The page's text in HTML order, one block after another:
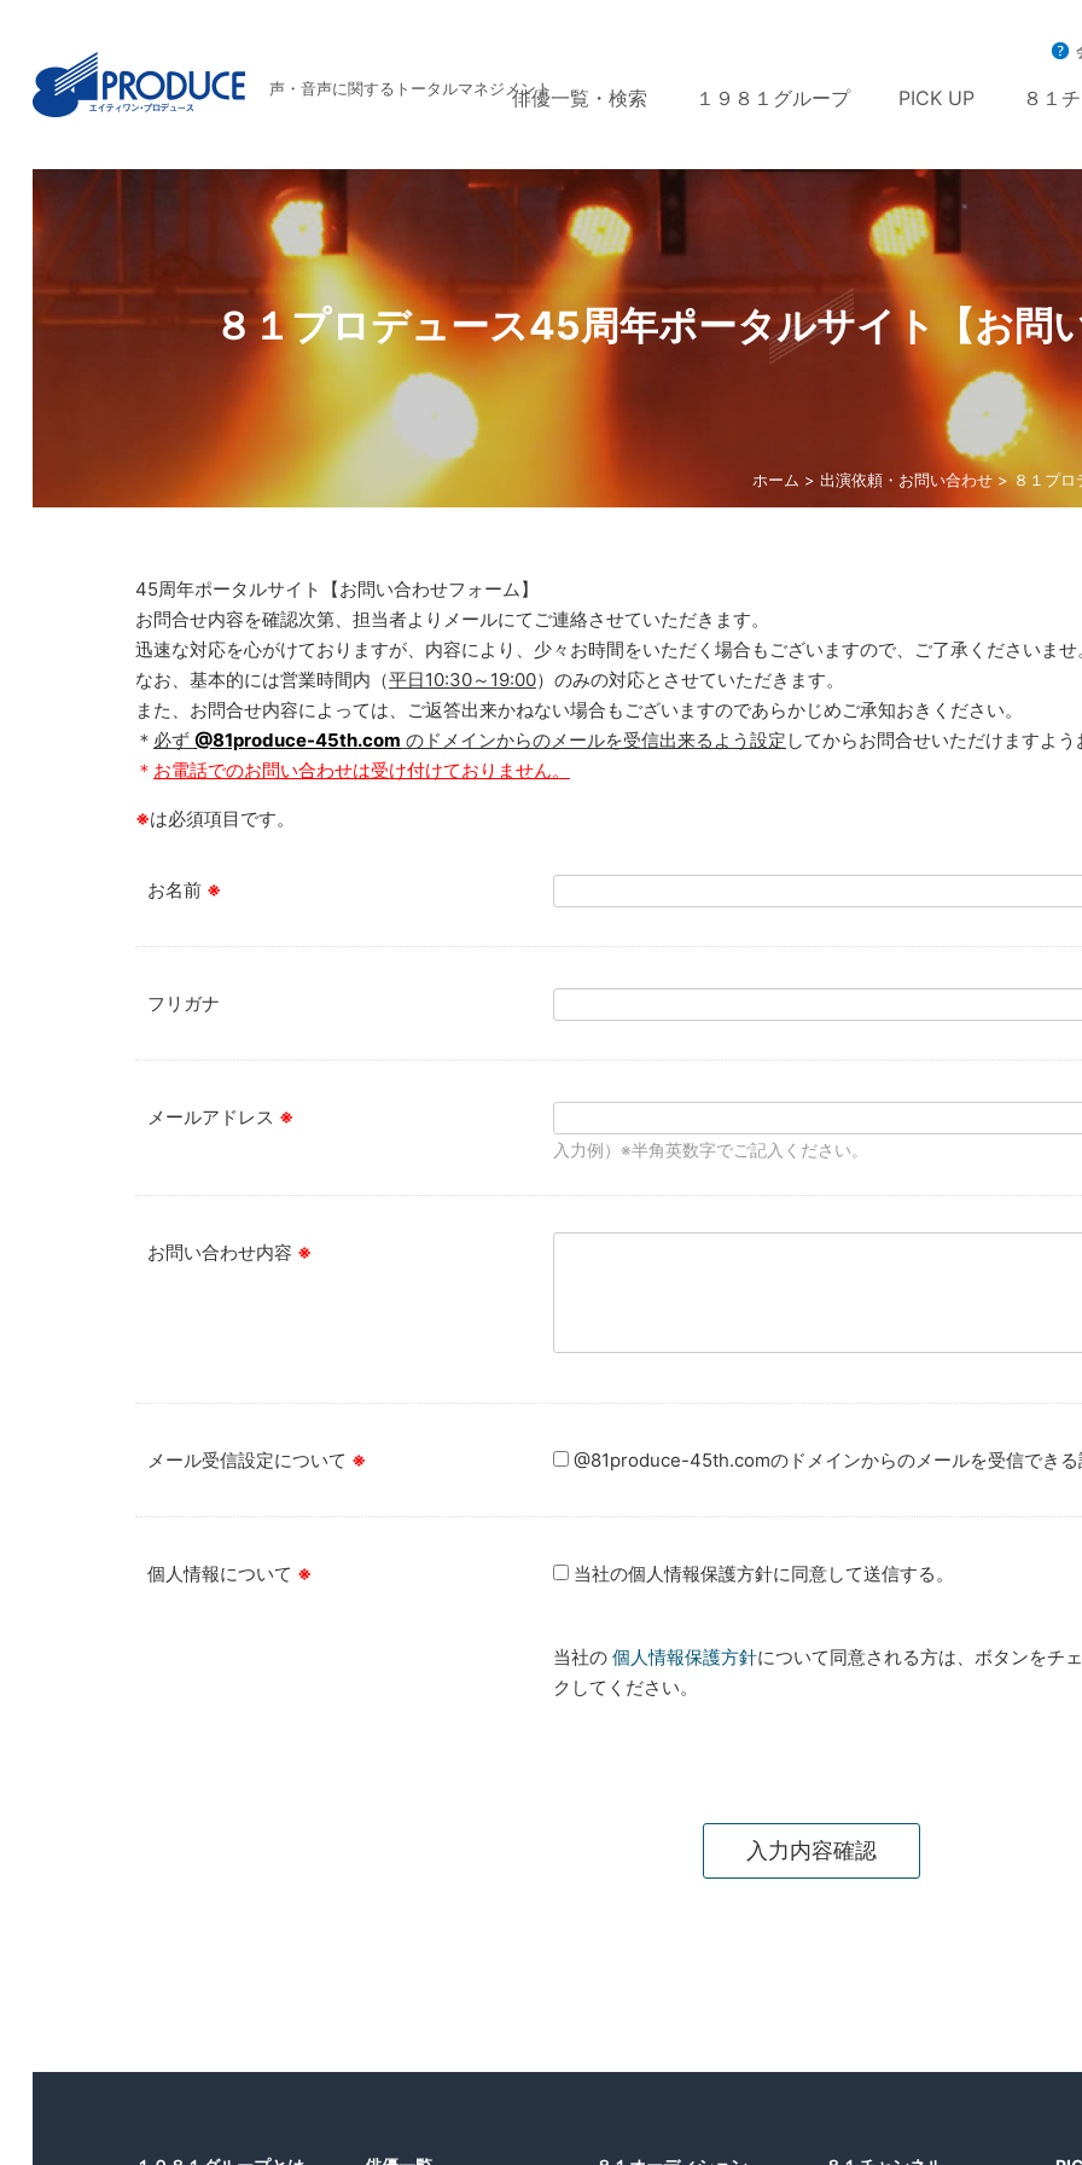
声・音声に関するトータルマネジメント俳優一覧・検索 １９８１グループ PICK UP ８１
ホーム > 出演依頼・お問い合わせ> ８１プロ
８１プロデュース45周年ポータルサイト【お問
45周年ポータルサイト【お問い合わせフォーム】
お問合せ内容を確認次第、担当者よりメールにてご連絡させていただきます。
迅速な対応を心がけておりますが、内容により、少々お時間をいただく場合もございますので、ご了承くださいませ
なお、基本的には営業時間内（平日10:30～19:00）のみの対応とさせていただきます。
また、お問合せ内容によっては、ご返答出来かねない場合もございますのであらかじめご承知おきください。
＊ 必ず @81produce-45th.com のドメインからのメールを受信出来るよう設定 してからお問合せいただけますよう
＊ お電話でのお問い合わせは受け付けておりません。
※は必須項目です。
お名前 ※
フリガナ
メールアドレス ※
入力例）※半角英数字でご記入ください。
お問い合わせ内容 ※
メール受信設定について ※ @81produce-45th.comのドメインからのメールを受信できる
個人情報について ※ 当社の個人情報保護方針に同意して送信する。
当社の 個人情報保護方針について同意される方は、ボタンをチ
クしてください。